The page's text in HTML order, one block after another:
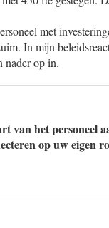
met
In mijn
nader op in.
van het personeel
op uw eigen